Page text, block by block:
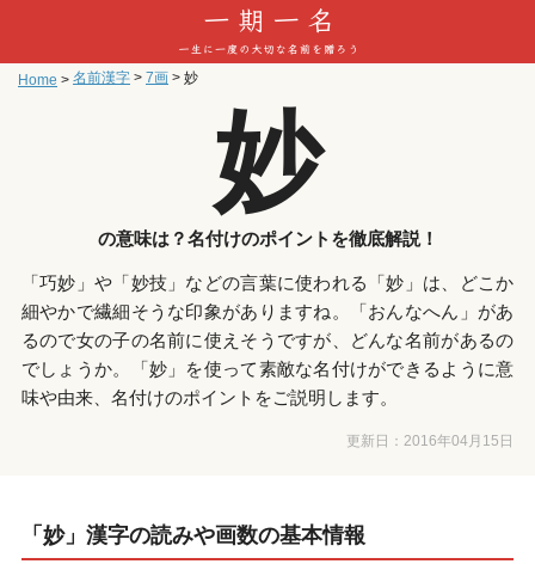
Home > 名前漢字 > 7画 > 妙
妙
の意味は？名付けのポイントを徹底解説！
「巧妙」や「妙技」などの言葉に使われる「妙」は、どこか
細やかで繊細そうな印象がありますね。「おんなへん」があ
るので女の子の名前に使えそうですが、どんな名前があるの
でしょうか。「妙」を使って素敵な名付けができるように意
味や由来、名付けのポイントをご説明します。
更新日： 2016年04月15日
「妙」漢字の読みや画数の基本情報